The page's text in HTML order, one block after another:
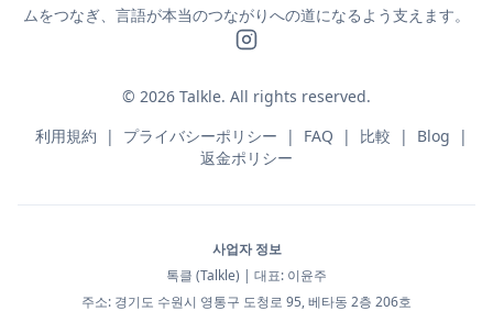
ムをつなぎ、言語が本当のつながりへの道になるよう支えます。
© 2026 Talkle. All rights reserved.
利用規約
| プライバシーポリシー | FAQ | 比較 | Blog
|
返金ポリシー
사업자 정보
톡클 (Talkle) | 대표: 이윤주
주소: 경기도 수원시 영통구 도청로 95, 베타동 2층 206호